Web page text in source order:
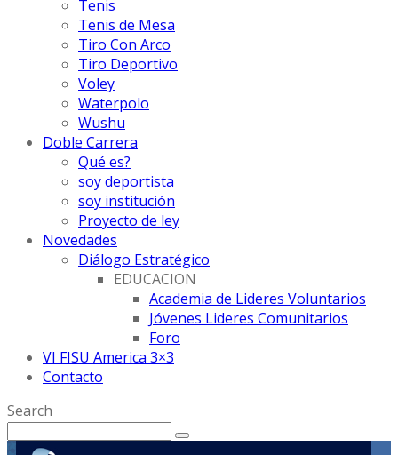
Tenis
Tenis de Mesa
Tiro Con Arco
Tiro Deportivo
Voley
Waterpolo
Wushu
Doble Carrera
Qué es?
soy deportista
soy institución
Proyecto de ley
Novedades
Diálogo Estratégico
EDUCACION
Academia de Lideres Voluntarios
Jóvenes Lideres Comunitarios
Foro
VI FISU America 3×3
Contacto
Search